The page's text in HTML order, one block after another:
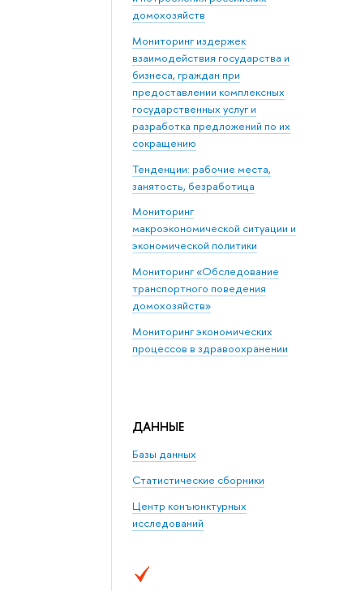
домохозяйств
Мониторинг издержек
взаимодействия государства и
бизнеса, граждан при
предоставлении комплексных
государственных услуг и
разработка предложений по их
сокращению
Тенденции: рабочие места,
занятость, безработица
Мониторинг
макроэкономической ситуации и
экономической политики
Мониторинг «Обследование
транспортного поведения
домохозяйств»
Мониторинг экономических
процессов в здравоохранении
ДАННЫЕ
Базы данных
Статистические сборники
Центр конъюнктурных
исследований